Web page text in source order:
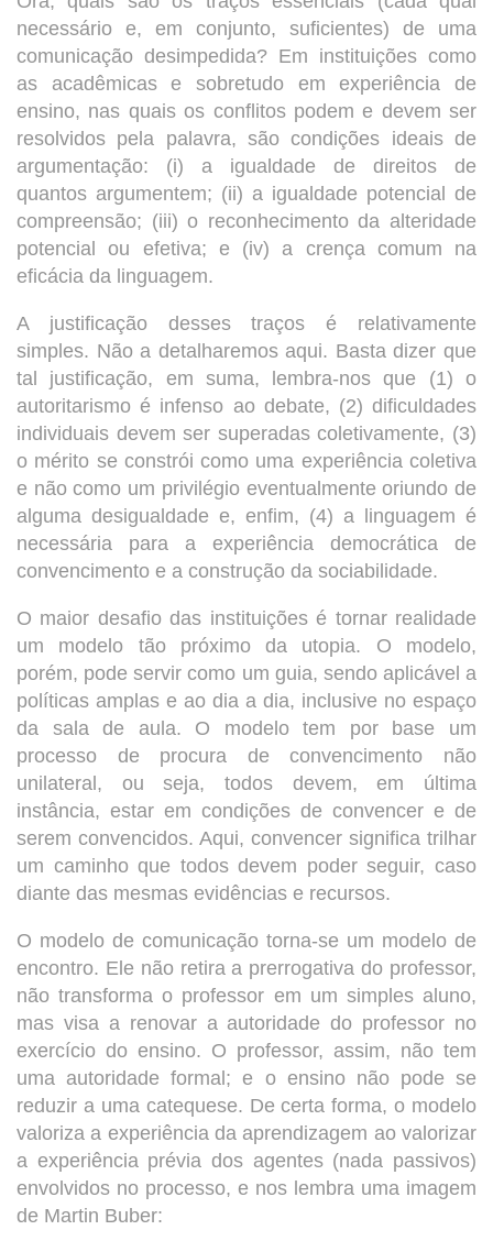
necessário e, em conjunto, suficientes) de uma
comunicação desimpedida? Em instituições como
as acadêmicas e sobretudo em experiência de
ensino, nas quais os conflitos podem e devem ser
resolvidos pela palavra, são condições ideais de
argumentação: (i) a igualdade de direitos de
quantos argumentem; (ii) a igualdade potencial de
compreensão; (iii) o reconhecimento da alteridade
potencial ou efetiva; e (iv) a crença comum na
eficácia da linguagem.
A justificação desses traços é relativamente
simples. Não a detalharemos aqui. Basta dizer que
tal justificação, em suma, lembra-nos que (1) o
autoritarismo é infenso ao debate, (2) dificuldades
individuais devem ser superadas coletivamente, (3)
o mérito se constrói como uma experiência coletiva
e não como um privilégio eventualmente oriundo de
alguma desigualdade e, enfim, (4) a linguagem é
necessária para a experiência democrática de
convencimento e a construção da sociabilidade.
O maior desafio das instituições é tornar realidade
um modelo tão próximo da utopia. O modelo,
porém, pode servir como um guia, sendo aplicável a
políticas amplas e ao dia a dia, inclusive no espaço
da sala de aula. O modelo tem por base um
processo de procura de convencimento não
unilateral, ou seja, todos devem, em última
instância, estar em condições de convencer e de
serem convencidos. Aqui, convencer significa trilhar
um caminho que todos devem poder seguir, caso
diante das mesmas evidências e recursos.
O modelo de comunicação torna-se um modelo de
encontro. Ele não retira a prerrogativa do professor,
não transforma o professor em um simples aluno,
mas visa a renovar a autoridade do professor no
exercício do ensino. O professor, assim, não tem
uma autoridade formal; e o ensino não pode se
reduzir a uma catequese. De certa forma, o modelo
valoriza a experiência da aprendizagem ao valorizar
a experiência prévia dos agentes (nada passivos)
envolvidos no processo, e nos lembra uma imagem
de Martin Buber: